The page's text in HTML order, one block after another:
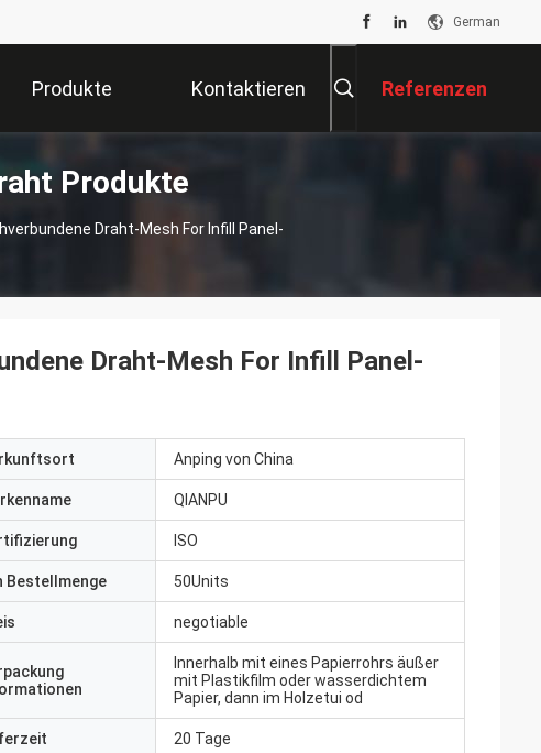
German
Produkte Kontaktieren Referenzen
Produkte
Draht-Mesh For Infill Panel-
Draht-Mesh For Infill Panel-
Anping von China
QIANPU
ISO
Bestellmenge 50Units
negotiable
Innerhalb mit eines Papierrohrs äußer
mit Plastikfilm oder wasserdichtem
Papier, dann im Holzetui od
20 Tage